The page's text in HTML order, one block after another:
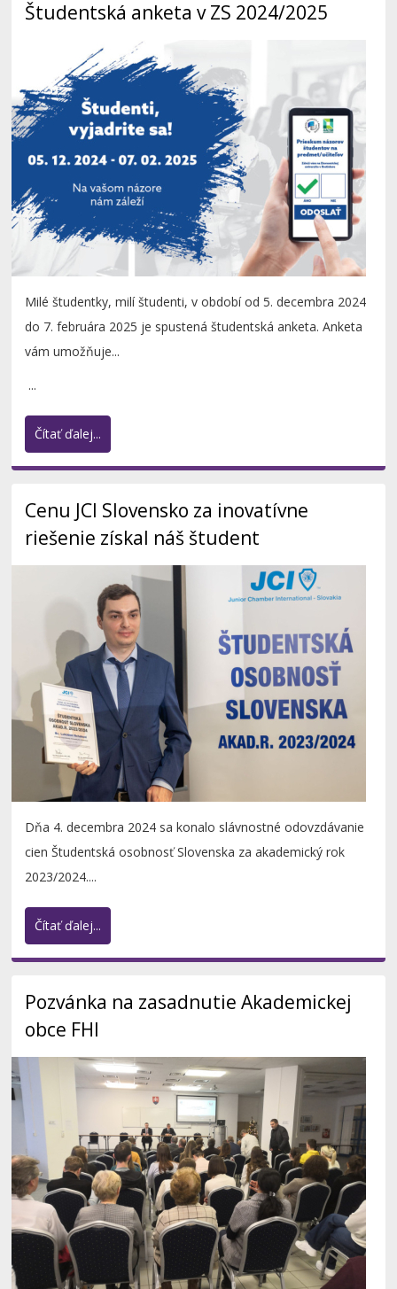
Študentská anketa v ZS 2024/2025
Milé študentky, milí študenti, v období od 5. decembra 2024
do 7. februára 2025 je spustená študentská anketa. Anketa
vám umožňuje...
...
Čítať ďalej...
Cenu JCI Slovensko za inovatívne
riešenie získal náš študent
Dňa 4. decembra 2024 sa konalo slávnostné odovzdávanie
cien Študentská osobnosť Slovenska za akademický rok
2023/2024....
Čítať ďalej...
Pozvánka na zasadnutie Akademickej
obce FHI